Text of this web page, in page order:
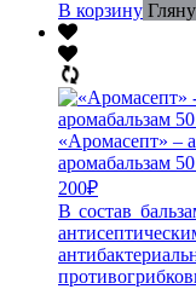
В корзину
«Аромасепт» –
аромабальзам
200₽
В состав